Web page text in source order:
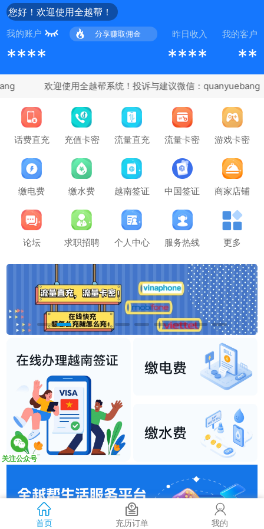
您好！欢迎使用全越帮！
我的账户 分享赚取佣金 昨日收入 我的客户
**** **** **
话费直充 充值卡密 流量直充 流量卡密 游戏卡密
缴电费 缴水费 越南签证 中国签证 商家店铺
论坛 求职招聘 个人中心 服务热线 更多
关注公众号
首页 充历订单 我的